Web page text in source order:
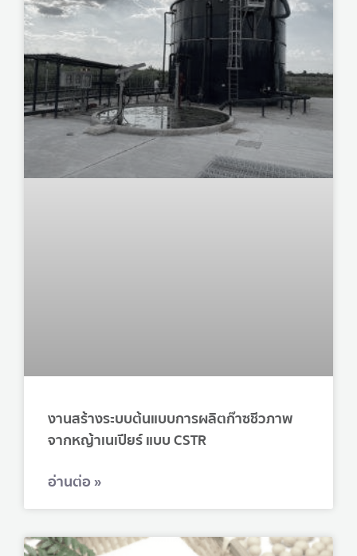
งานสร้างระบบต้นแบบการผลิตก๊าซชีวภาพ
จากหญ้าเนเปียร์ แบบ CSTR
อ่านต่อ »